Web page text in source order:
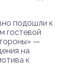
подошли к
гостевой
—
на
к